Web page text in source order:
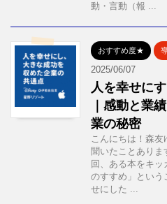
動・言動（報 ...
おすすめ度★
2025/06/07
人を幸せに
｜感動と業
業の秘密
こんにちは！森
聞いたことあり
回、ある本をキ
のすすめ」という
せにした ...